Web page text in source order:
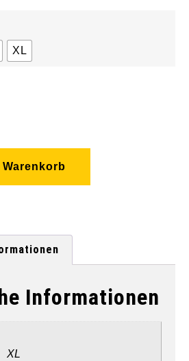
XL
Warenkorb
Informationen
XL